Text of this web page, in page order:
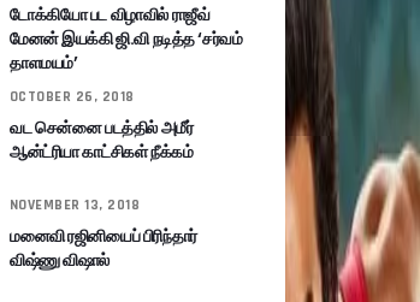
டோக்கியோ பட விழாவில் ராஜீவ்
மேனன் இயக்கி ஜி.வி நடித்த ‘சர்வம்
தாளமயம்’
OCTOBER 26, 2018
வட சென்னை படத்தில் அமீர்
ஆன்ட்ரியா காட்சிகள் நீக்கம்
NOVEMBER 13, 2018
மனைவி ரஜினியைப் பிரிந்தார்
விஷ்ணு விஷால்